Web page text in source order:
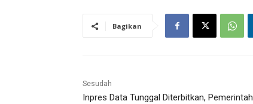
Bagikan
Sesudah
Inpres Data Tunggal Diterbitkan, Pemerintah